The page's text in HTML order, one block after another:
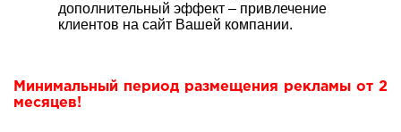
дополнительный эффект – привлечение
клиентов на сайт Вашей компании.
Минимальный период размещения рекламы от 2
месяцев!